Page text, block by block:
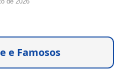
e Famosos